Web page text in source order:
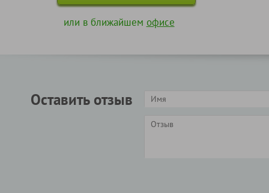
или в ближайшем офисе
Оставить отзыв